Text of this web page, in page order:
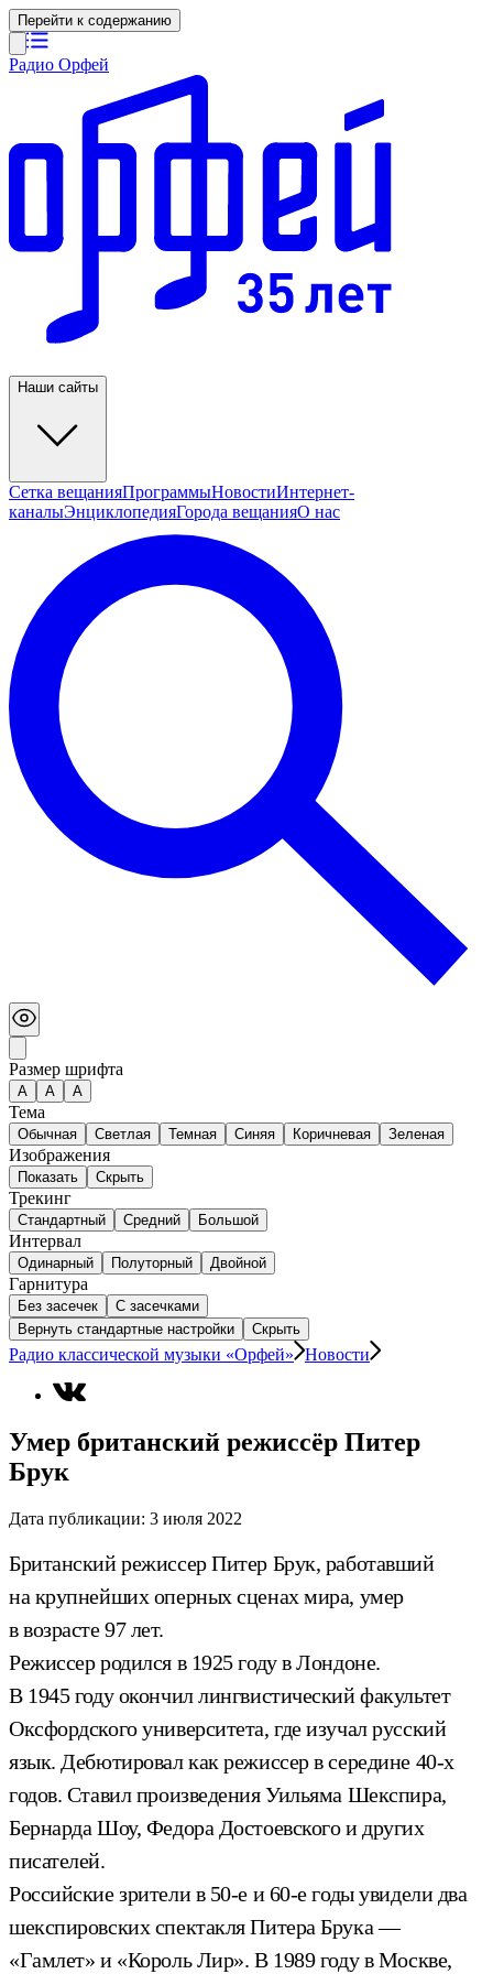
Перейти к содержанию
Радио Орфей
Наши сайты
Сетка вещанияПрограммыНовостиИнтернет-
каналыЭнциклопедияГорода вещанияО нас
Размер шрифта
А A A
Тема
Обычная Светлая Темная Синяя Коричневая Зеленая
Изображения
Показать Скрыть
Трекинг
Стандартный Средний Большой
Интервал
Одинарный Полуторный Двойной
Гарнитура
Без засечек
С засечками
Вернуть стандартные настройки
Скрыть
Радио классической музыки «Орфей» Новости
Умер британский режиссёр Питер
Брук
Дата публикации: 3 июля 2022
Британский режиссер Питер Брук, работавший
на крупнейших оперных сценах мира, умер
в возрасте 97 лет.
Режиссер родился в 1925 году в Лондоне.
В 1945 году окончил лингвистический факультет
Оксфордского университета, где изучал русский
язык. Дебютировал как режиссер в середине 40-х
годов. Ставил произведения Уильяма Шекспира,
Бернарда Шоу, Федора Достоевского и других
писателей.
Российские зрители в 50-е и 60-е годы увидели два
шекспировских спектакля Питера Брука —
«Гамлет» и «Король Лир». В 1989 году в Москве,